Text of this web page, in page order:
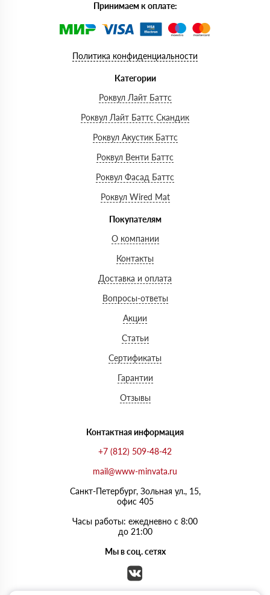
Принимаем к оплате:
Политика конфиденциальности
Категории
Роквул Лайт Баттс
Роквул Лайт Баттс Скандик
Роквул Акустик Баттс
Роквул Венти Баттс
Роквул Фасад Баттс
Роквул Wired Mat
Покупателям
О компании
Контакты
Доставка и оплата
Вопросы-ответы
Акции
Статьи
Сертификаты
Гарантии
Отзывы
Контактная информация
+7 (812) 509-48-42
mail@www-minvata.ru
Санкт-Петербург, Зольная ул., 15,
офис 405
Часы работы: ежедневно с 8:00
до 21:00
Мы в соц. сетях